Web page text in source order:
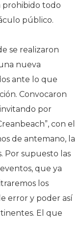
prohibido todo
público.
se realizaron
nueva
ante lo que
Convocaron
por
con el
de antemano, la
Por supuesto las
que ya
los
error y poder así
El que